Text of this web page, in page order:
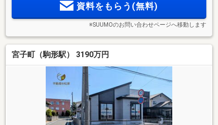
資料をもらう(無料)
※SUUMOのお問い合わせページへ移動します
宮子町（駒形駅） 3190万円